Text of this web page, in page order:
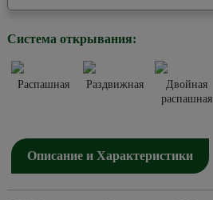
Система открывания:
Распашная Раздвижная
Двойная
распашная
Описание и Характеристики